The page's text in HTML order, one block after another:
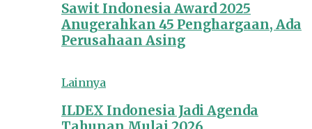
Sawit Indonesia Award 2025
Anugerahkan 45 Penghargaan, Ada
Perusahaan Asing
Lainnya
ILDEX Indonesia Jadi Agenda